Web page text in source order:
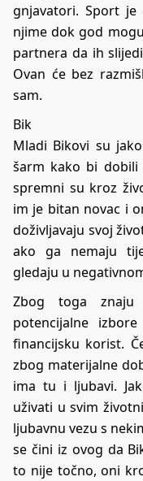
gnjavatori. Sport
njime dok god
partnera da ih
Ovan će bez
sam.
Bik
Mladi Bikovi su
šarm kako bi
spremni su kroz
im je bitan novac i
doživljavaju svoj
ako ga nemaju
gledaju u
Zbog toga
potencijalne
financijsku korist.
zbog materijalne
ima tu i ljubavi.
uživati u svim
ljubavnu vezu s
se čini iz ovog da
to nije točno, oni